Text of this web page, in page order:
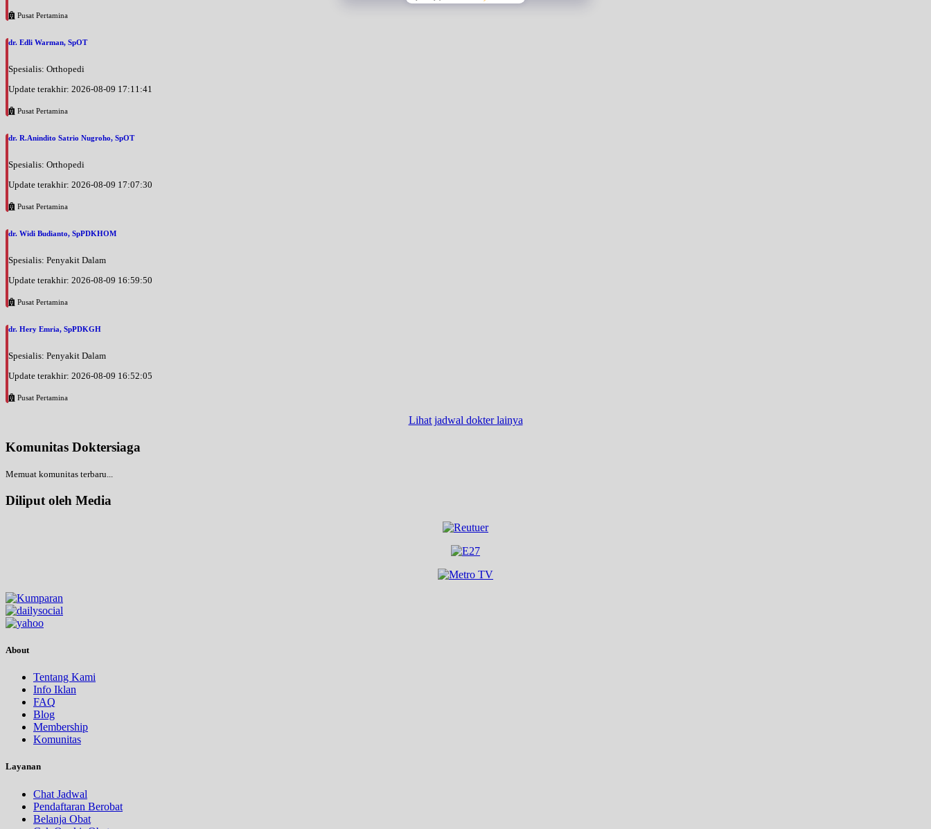
Pusat Pertamina
dr. Edli Warman, SpOT
Spesialis: Orthopedi
Update terakhir: 2026-08-09 17:11:41
Pusat Pertamina
dr. R.Anindito Satrio Nugroho, SpOT
Spesialis: Orthopedi
Update terakhir: 2026-08-09 17:07:30
Pusat Pertamina
dr. Widi Budianto, SpPDKHOM
Spesialis: Penyakit Dalam
Update terakhir: 2026-08-09 16:59:50
Pusat Pertamina
dr. Hery Emria, SpPDKGH
Spesialis: Penyakit Dalam
Update terakhir: 2026-08-09 16:52:05
Pusat Pertamina
Lihat jadwal dokter lainya
Komunitas Doktersiaga
Memuat komunitas terbaru...
Diliput oleh Media
About
Tentang Kami
Info Iklan
FAQ
Blog
Membership
Komunitas
Layanan
Chat Jadwal
Pendaftaran Berobat
Belanja Obat